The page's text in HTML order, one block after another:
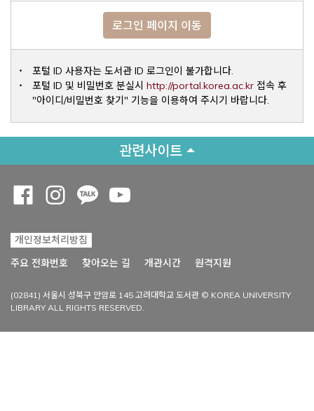
로그인 페이지 이동
포털 ID 사용자는 도서관 ID 로그인이 불가합니다.
포털 ID 및 비밀번호 분실시 http://portal.korea.ac.krOpens a
접속 후
"아이디/비밀번호 찾기" 기능을 이용하여 주시기 바랍니다.
관련사이트
개인정보처리방침
주요 전화번호
찾아오는 길 개관시간 원격지원
(02841) 서울시 성북구 안암로 145 고려대학교 도서관 © KOREA UNIVERSITY
LIBRARY ALL RIGHTS RESERVED.
Opens a new window
Opens a new window
Opens a new window